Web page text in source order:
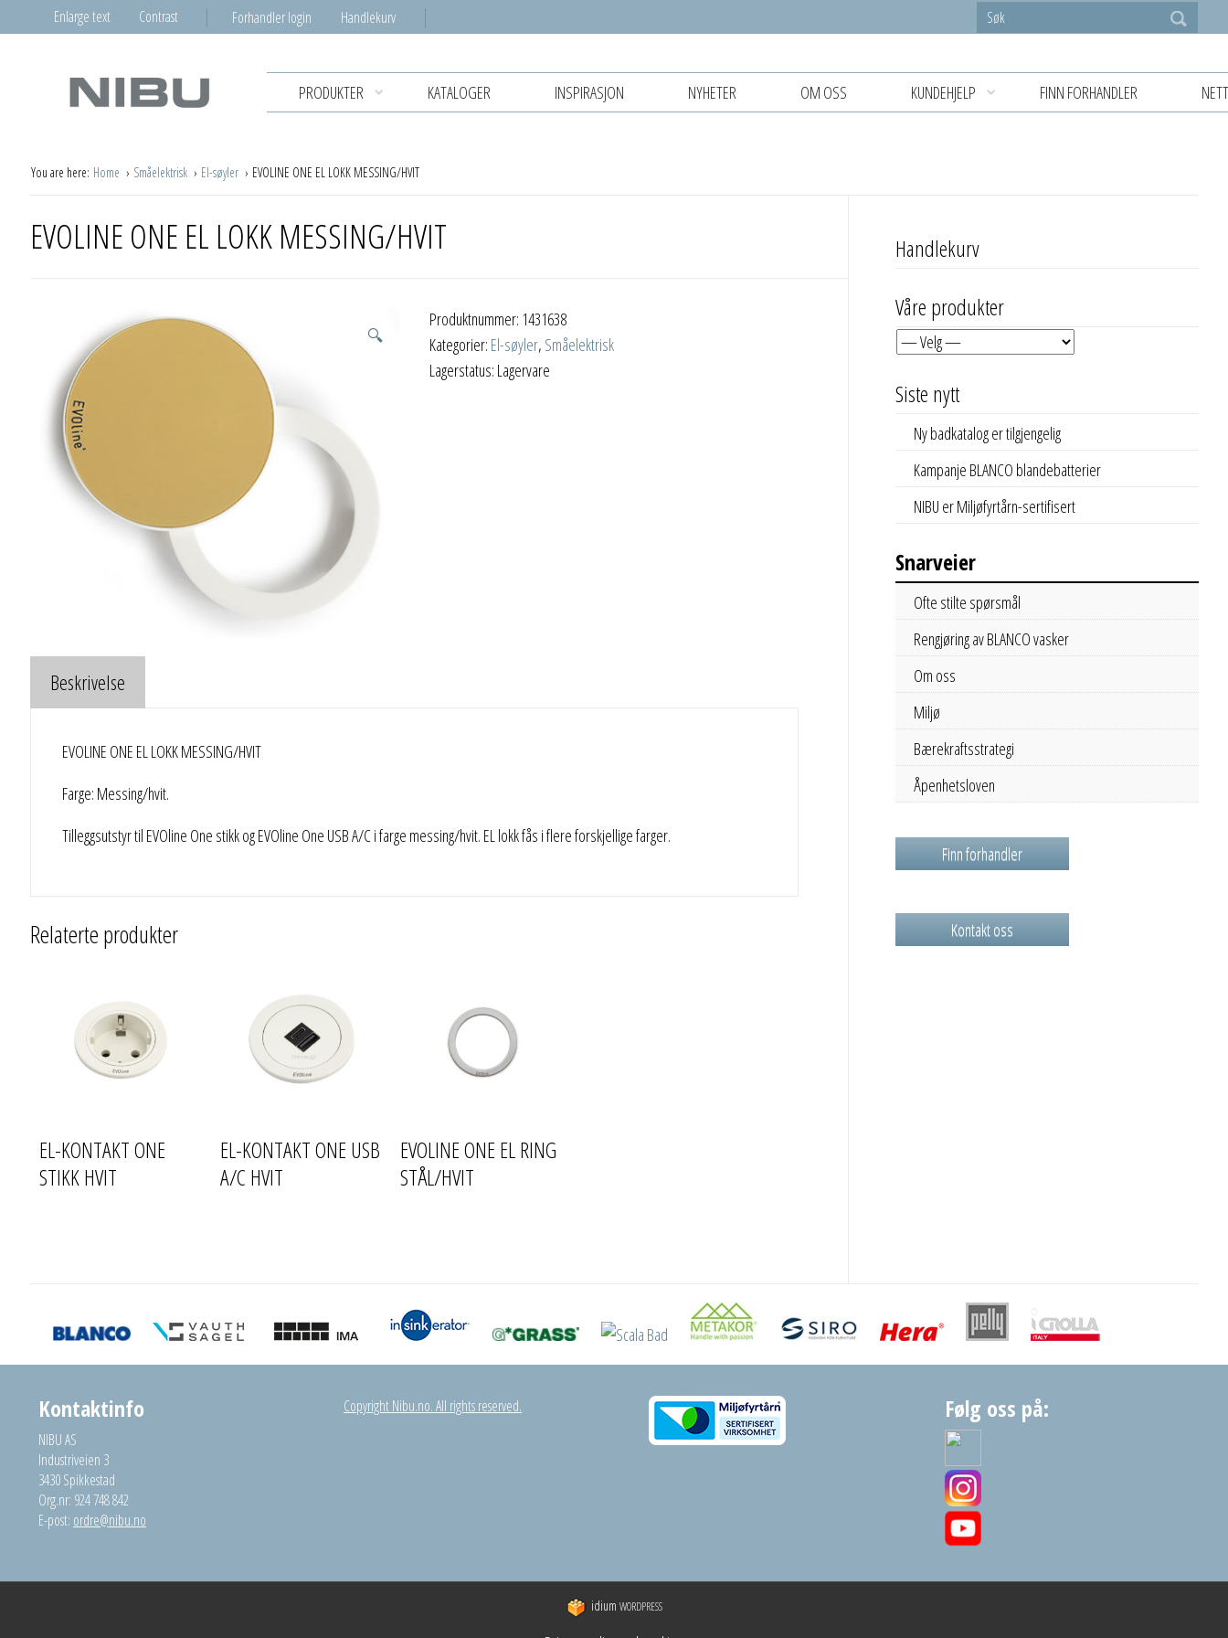
Enlarge text Contrast Forhandler login Handlekurv
PRODUKTER KATALOGER INSPIRASJON NYHETER OM OSS KUNDEHJELP FINN FORHANDLER
You are here: Home Småelektrisk El-søyler EVOLINE ONE EL LOKK MESSING/HVIT
EVOLINE ONE EL LOKK MESSING/HVIT
🔍
Produktnummer: 1431638
Kategorier: El-søyler, Småelektrisk
Lagerstatus: Lagervare
Beskrivelse
EVOLINE ONE EL LOKK MESSING/HVIT
Farge: Messing/hvit.
Tilleggsutstyr til EVOline One stikk og EVOline One USB A/C i farge messing/hvit. EL lokk fås i flere forskjellige farger.
Relaterte produkter
EL-KONTAKT ONE
STIKK HVIT
EL-KONTAKT ONE USB
A/C HVIT
EVOLINE ONE EL RING
STÅL/HVIT
Handlekurv
Våre produkter
Siste nytt
Ny badkatalog er tilgjengelig
Kampanje BLANCO blandebatterier
NIBU er Miljøfyrtårn-sertifisert
Snarveier
Ofte stilte spørsmål
Rengjøring av BLANCO vasker
Om oss
Miljø
Bærekraftsstrategi
Åpenhetsloven
Finn forhandler
Kontakt oss
Kontaktinfo
NIBU AS
Industriveien 3
3430 Spikkestad
Org.nr: 924 748 842
E-post: ordre@nibu.no
Copyright Nibu.no. All rights reserved. Følg oss på:
idium WORDPRESS